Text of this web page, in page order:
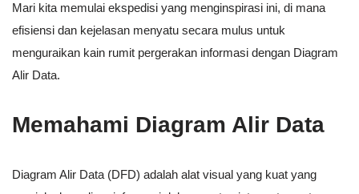
Mari kita memulai ekspedisi yang menginspirasi ini, di mana
efisiensi dan kejelasan menyatu secara mulus untuk
menguraikan kain rumit pergerakan informasi dengan Diagram
Alir Data.
Memahami Diagram Alir Data
Diagram Alir Data (DFD) adalah alat visual yang kuat yang